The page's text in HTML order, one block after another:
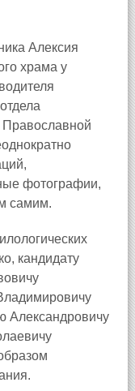
Алексия
храма у
Православной
фотографии,
самим.
кандидату
Александровичу